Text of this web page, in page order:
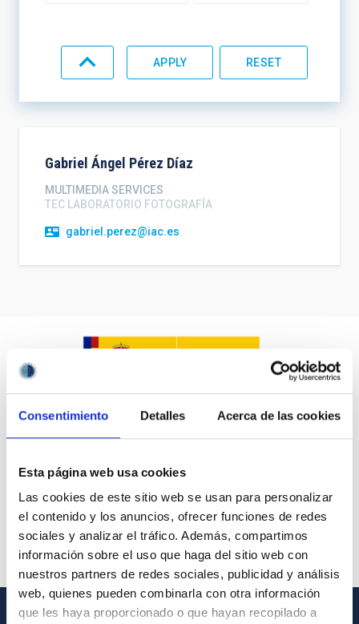
Consentimiento Detalles Acerca de las cookies
Esta página web usa cookies
Las cookies de este sitio web se usan para personalizar
el contenido y los anuncios, ofrecer funciones de redes
sociales y analizar el tráfico. Además, compartimos
información sobre el uso que haga del sitio web con
nuestros partners de redes sociales, publicidad y análisis
web, quienes pueden combinarla con otra información
que les haya proporcionado o que hayan recopilado a
Gabriel Ángel Pérez Díaz
MULTIMEDIA SERVICES
TEC LABORATORIO FOTOGRAFÍA
gabriel.perez@iac.es